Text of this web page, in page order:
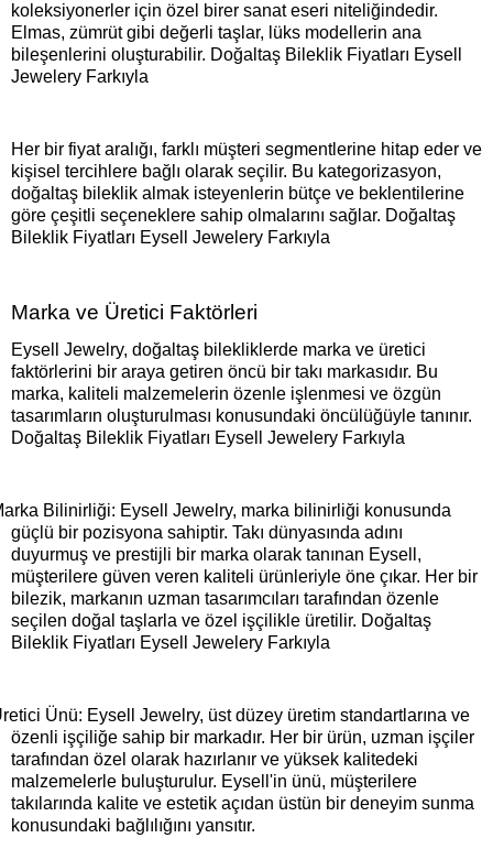
koleksiyonerler için özel birer sanat eseri niteliğindedir.
Elmas, zümrüt gibi değerli taşlar, lüks modellerin ana
bileşenlerini oluşturabilir. Doğaltaş Bileklik Fiyatları Eysell
Jewelery Farkıyla
Her bir fiyat aralığı, farklı müşteri segmentlerine hitap eder ve
kişisel tercihlere bağlı olarak seçilir. Bu kategorizasyon,
doğaltaş bileklik almak isteyenlerin bütçe ve beklentilerine
göre çeşitli seçeneklere sahip olmalarını sağlar. Doğaltaş
Bileklik Fiyatları Eysell Jewelery Farkıyla
Marka ve Üretici Faktörleri
Eysell Jewelry, doğaltaş bilekliklerde marka ve üretici
faktörlerini bir araya getiren öncü bir takı markasıdır. Bu
marka, kaliteli malzemelerin özenle işlenmesi ve özgün
tasarımların oluşturulması konusundaki öncülüğüyle tanınır.
Doğaltaş Bileklik Fiyatları Eysell Jewelery Farkıyla
Bilinirliği: Eysell Jewelry, marka bilinirliği konusunda
güçlü bir pozisyona sahiptir. Takı dünyasında adını
duyurmuş ve prestijli bir marka olarak tanınan Eysell,
müşterilere güven veren kaliteli ürünleriyle öne çıkar. Her bir
bilezik, markanın uzman tasarımcıları tarafından özenle
seçilen doğal taşlarla ve özel işçilikle üretilir. Doğaltaş
Bileklik Fiyatları Eysell Jewelery Farkıyla
Ünü: Eysell Jewelry, üst düzey üretim standartlarına ve
özenli işçiliğe sahip bir markadır. Her bir ürün, uzman işçiler
tarafından özel olarak hazırlanır ve yüksek kalitedeki
malzemelerle buluşturulur. Eysell'in ünü, müşterilere
takılarında kalite ve estetik açıdan üstün bir deneyim sunma
konusundaki bağlılığını yansıtır.